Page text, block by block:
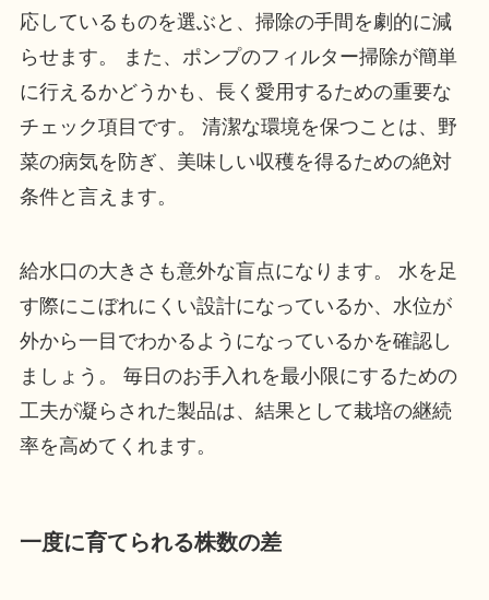
応しているものを選ぶと、掃除の手間を劇的に減
らせます。 また、ポンプのフィルター掃除が簡単
に行えるかどうかも、長く愛用するための重要な
チェック項目です。 清潔な環境を保つことは、野
菜の病気を防ぎ、美味しい収穫を得るための絶対
条件と言えます。
給水口の大きさも意外な盲点になります。 水を足
す際にこぼれにくい設計になっているか、水位が
外から一目でわかるようになっているかを確認し
ましょう。 毎日のお手入れを最小限にするための
工夫が凝らされた製品は、結果として栽培の継続
率を高めてくれます。
一度に育てられる株数の差